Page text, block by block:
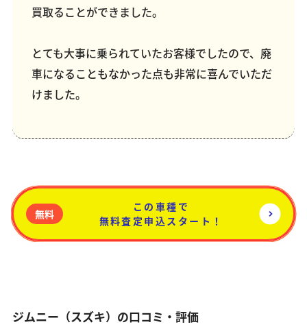
買取ることができました。
とても大事に乗られていたお客様でしたので、廃
車になることもなかった点も非常に喜んでいただ
けました。
無料
この車種で
無料査定申込スタート！
ジムニー（スズキ）の口コミ・評価